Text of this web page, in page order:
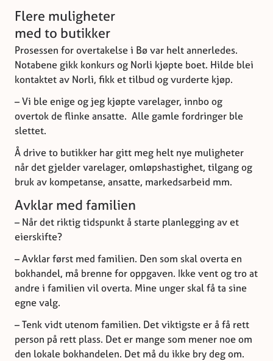
Flere muligheter
med to butikker
Prosessen for overtakelse i Bø var helt annerledes.
Notabene gikk konkurs og Norli kjøpte boet. Hilde blei
kontaktet av Norli, fikk et tilbud og vurderte kjøp.
– Vi ble enige og jeg kjøpte varelager, innbo og
overtok de flinke ansatte. Alle gamle fordringer ble
slettet.
Å drive to butikker har gitt meg helt nye muligheter
når det gjelder varelager, omløpshastighet, tilgang og
bruk av kompetanse, ansatte, markedsarbeid mm.
Avklar med familien
– Når det riktig tidspunkt å starte planlegging av et
eierskifte?
– Avklar først med familien. Den som skal overta en
bokhandel, må brenne for oppgaven. Ikke vent og tro at
andre i familien vil overta. Mine unger skal få ta sine
egne valg.
– Tenk vidt utenom familien. Det viktigste er å få rett
person på rett plass. Det er mange som mener noe om
den lokale bokhandelen. Det må du ikke bry deg om.